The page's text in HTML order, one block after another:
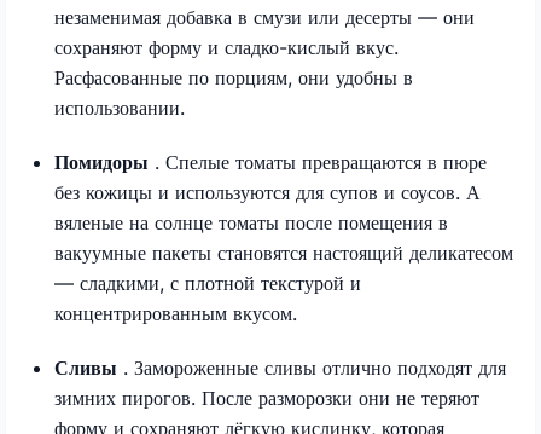
незаменимая добавка в смузи или десерты — они
сохраняют форму и сладко-кислый вкус.
Расфасованные по порциям, они удобны в
использовании.
Помидоры . Спелые томаты превращаются в пюре
без кожицы и используются для супов и соусов. А
вяленые на солнце томаты после помещения в
вакуумные пакеты становятся настоящий деликатесом
— сладкими, с плотной текстурой и
концентрированным вкусом.
Сливы . Замороженные сливы отлично подходят для
зимних пирогов. После разморозки они не теряют
форму и сохраняют лёгкую кислинку, которая